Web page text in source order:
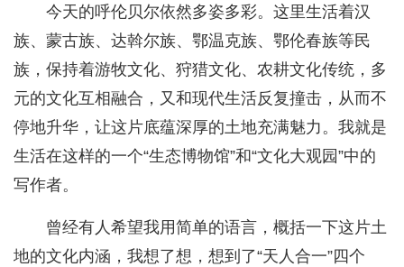
今天的呼伦贝尔依然多姿多彩。这里生活着汉
族、蒙古族、达斡尔族、鄂温克族、鄂伦春族等民
族，保持着游牧文化、狩猎文化、农耕文化传统，多
元的文化互相融合，又和现代生活反复撞击，从而不
停地升华，让这片底蕴深厚的土地充满魅力。我就是
生活在这样的一个“生态博物馆”和“文化大观园”中的
写作者。
曾经有人希望我用简单的语言，概括一下这片土
地的文化内涵，我想了想，想到了“天人合一”四个